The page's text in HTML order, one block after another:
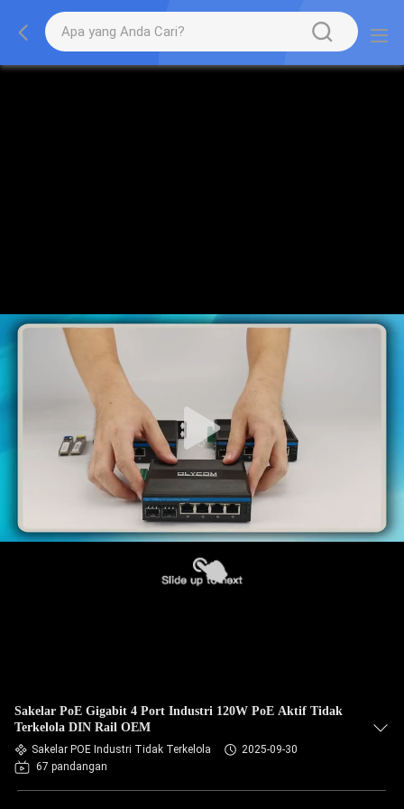
Sakelar PoE Gigabit 4 Port Industri 120W PoE Aktif Tidak
Terkelola DIN Rail OEM
Sakelar POE Industri Tidak Terkelola
2025-09-30
67 pandangan